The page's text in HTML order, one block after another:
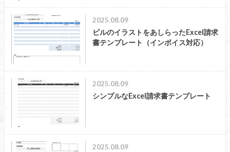
2025.08.09
ビルのイラストをあしらったExcel請求
書テンプレート（インボイス対応）
2025.08.09
シンプルなExcel請求書テンプレート
2025.08.09